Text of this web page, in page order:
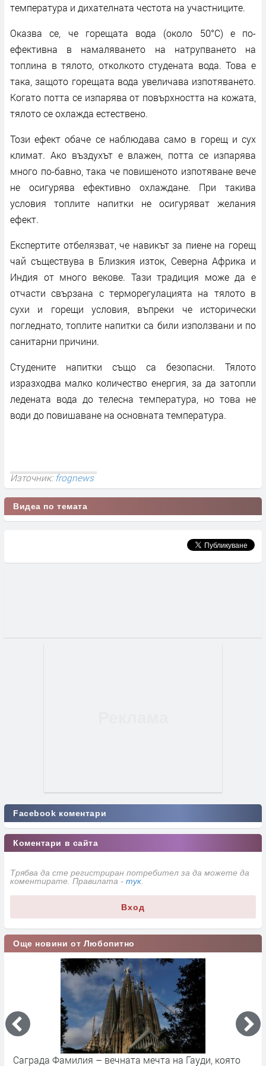
температура и дихателната честота на участниците.
Оказва се, че горещата вода (около 50°C) е по-
ефективна в намаляването на натрупването на
топлина в тялото, отколкото студената вода. Това е
така, защото горещата вода увеличава изпотяването.
Когато потта се изпарява от повърхността на кожата,
тялото се охлажда естествено.
Този ефект обаче се наблюдава само в горещ и сух
климат. Ако въздухът е влажен, потта се изпарява
много по-бавно, така че повишеното изпотяване вече
не осигурява ефективно охлаждане. При такива
условия топлите напитки не осигуряват желания
ефект.
Експертите отбелязват, че навикът за пиене на горещ
чай съществува в Близкия изток, Северна Африка и
Индия от много векове. Тази традиция може да е
отчасти свързана с терморегулацията на тялото в
сухи и горещи условия, въпреки че исторически
погледнато, топлите напитки са били използвани и по
санитарни причини.
Студените напитки също са безопасни. Тялото
изразходва малко количество енергия, за да затопли
ледената вода до телесна температура, но това не
води до повишаване на основната температура.
Източник:frognews
Видеа по темата
Facebook коментари
Коментари в сайта
Трябва да сте регистриран потребител за да можете да
коментирате. Правилата - тук
Вход
Още новини от Любопитно
Саграда Фамилия – вечната мечта на Гауди, която